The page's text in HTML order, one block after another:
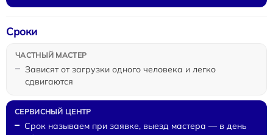
Зависят от загрузки одного человека и легко
сдвигаются
Сроки
Срок называем при заявке, выезд мастера — в день